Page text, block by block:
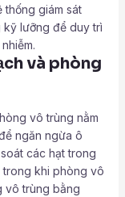
thống giám sát
kỹ lưỡng để duy trì
và phòng
vô trùng nằm
ngăn ngừa ô
các hạt trong
khi phòng vô
vô trùng bằng